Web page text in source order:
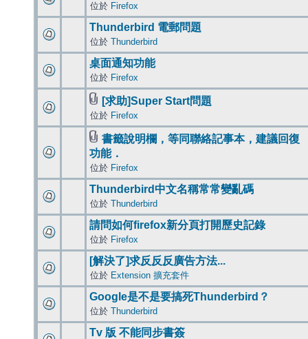
位於 Firefox
Thunderbird 電郵問題
位於 Thunderbird
桌面通知功能
位於 Firefox
[求助]Super Start問題
位於 Firefox
書籤說明欄，等同聯絡記事本，建議回復
功能．
位於 Firefox
Thunderbird中文名稱常常變亂碼
位於 Thunderbird
請問如何firefox新分頁打開歷史記錄
位於 Firefox
[解決了]求反反反廣告方法...
位於 Extension 擴充套件
Google是不是要搞死Thunderbird？
位於 Thunderbird
Tv 版 不能同步書簽